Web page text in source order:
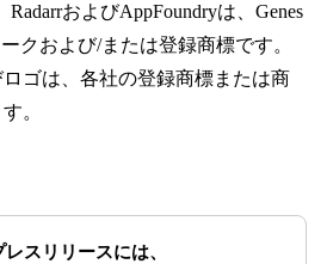
RadarrおよびAppFoundryは、Genes
クおよび/または登録商標です。
ゴは、各社の登録商標または商
。
レスリリースには、